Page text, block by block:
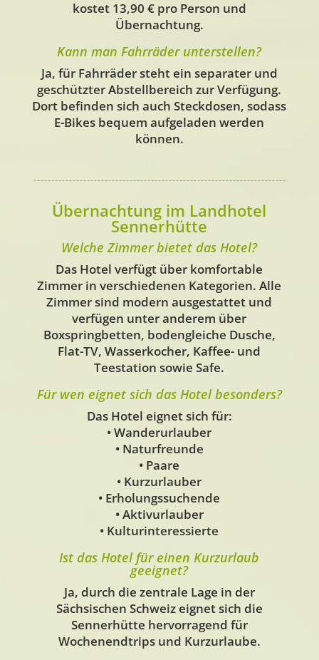
kostet 13,90 € pro Person und
Übernachtung.
Kann man Fahrräder unterstellen?
Ja, für Fahrräder steht ein separater und
geschützter Abstellbereich zur Verfügung.
Dort befinden sich auch Steckdosen, sodass
E-Bikes bequem aufgeladen werden
können.
Übernachtung im Landhotel
Sennerhütte
Welche Zimmer bietet das Hotel?
Das Hotel verfügt über komfortable
Zimmer in verschiedenen Kategorien. Alle
Zimmer sind modern ausgestattet und
verfügen unter anderem über
Boxspringbetten, bodengleiche Dusche,
Flat-TV, Wasserkocher, Kaffee- und
Teestation sowie Safe.
Für wen eignet sich das Hotel besonders?
Das Hotel eignet sich für:
• Wanderurlauber
• Naturfreunde
• Paare
• Kurzurlauber
• Erholungssuchende
• Aktivurlauber
• Kulturinteressierte
Ist das Hotel für einen Kurzurlaub
geeignet?
Ja, durch die zentrale Lage in der
Sächsischen Schweiz eignet sich die
Sennerhütte hervorragend für
Wochenendtrips und Kurzurlaube.